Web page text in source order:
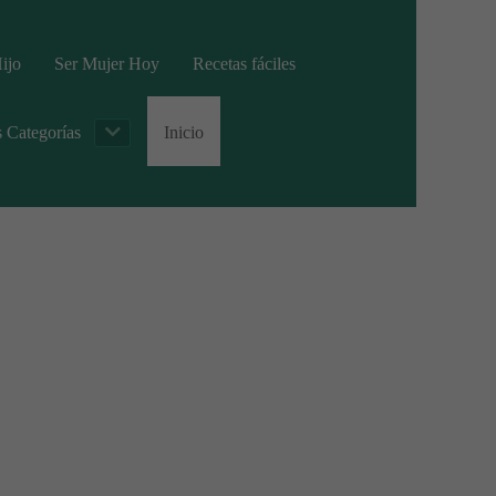
Ser Mujer Hoy Recetas fáciles
Categorías Inicio